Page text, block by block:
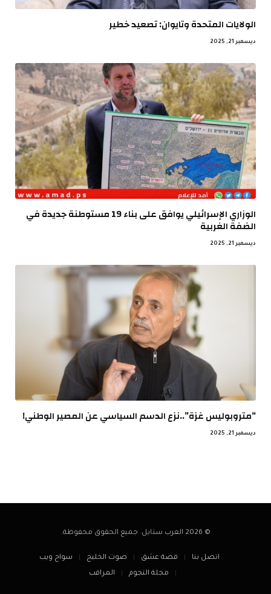
الولايات المتحدة وتايوان: تصعيد خطير
ديسمبر 21, 2025
الوزاري الإسرائيلي يوافق على بناء 19 مستوطنة جديدة في
الضفة الغربية
ديسمبر 21, 2025
“متروبوليس غزة”..نزع الدسم السياسي عن المصير الوطني!
ديسمبر 21, 2025
© 2026 العرب ستايل. جميع الحقوق محفوظة.
اتصل بنا قصة عشق صوت الخليج
سواح ويب
مجلة النجوم
المراقب